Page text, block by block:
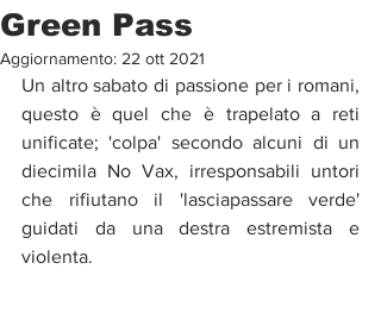
Green Pass
Aggiornamento: 22 ott 2021
Un altro sabato di passione per i romani,
questo è quel che è trapelato a reti
unificate; 'colpa' secondo alcuni di un
diecimila No Vax, irresponsabili untori
che rifiutano il 'lasciapassare verde'
guidati da una destra estremista e
violenta.